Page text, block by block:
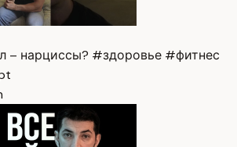
– нарциссы? #здоровье #фитнес